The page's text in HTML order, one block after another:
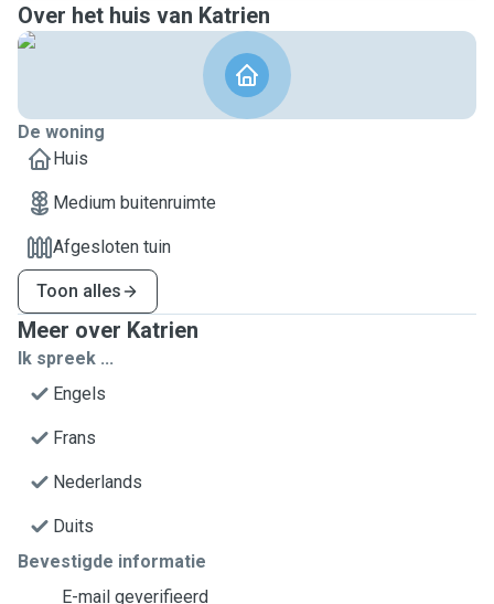
Over het huis van Katrien
De woning
Huis
Medium buitenruimte
Afgesloten tuin
Toon alles
Meer over Katrien
Ik spreek ...
Engels
Frans
Nederlands
Duits
Bevestigde informatie
E-mail geverifieerd